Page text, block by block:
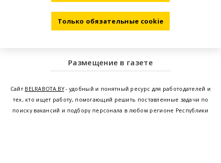
Размещение в газете
Сайт BELRABOTA.BY- удобный и понятный ресурс для работодателей и
тех, кто ищет работу, помогающий решить поставленные задачи по
поиску вакансий и подбору персонала в любом регионе Республики
Только обязательные cookie